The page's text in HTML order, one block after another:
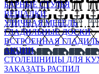
БАРНЫЕ СТУЛЬЯ
ВЕШАЛКИ
УЛИЧНАЯ МЕБЕЛЬ
ГЛАДИЛЬНЫЕ ДОСКИ
ВСТРОЕННАЯ
АКЦИИ
СТОЛЕШНИЦЫ ДЛЯ
ЗАКАЗАТЬ РАСПИЛ